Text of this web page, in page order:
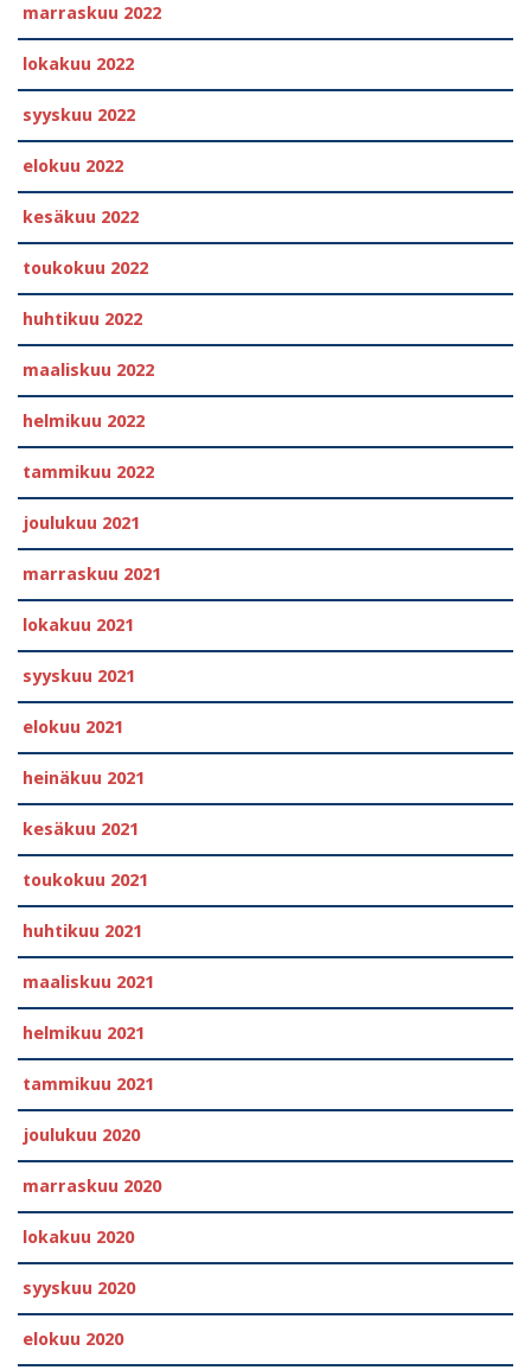
marraskuu 2022
lokakuu 2022
syyskuu 2022
elokuu 2022
kesäkuu 2022
toukokuu 2022
huhtikuu 2022
maaliskuu 2022
helmikuu 2022
tammikuu 2022
joulukuu 2021
marraskuu 2021
lokakuu 2021
syyskuu 2021
elokuu 2021
heinäkuu 2021
kesäkuu 2021
toukokuu 2021
huhtikuu 2021
maaliskuu 2021
helmikuu 2021
tammikuu 2021
joulukuu 2020
marraskuu 2020
lokakuu 2020
syyskuu 2020
elokuu 2020